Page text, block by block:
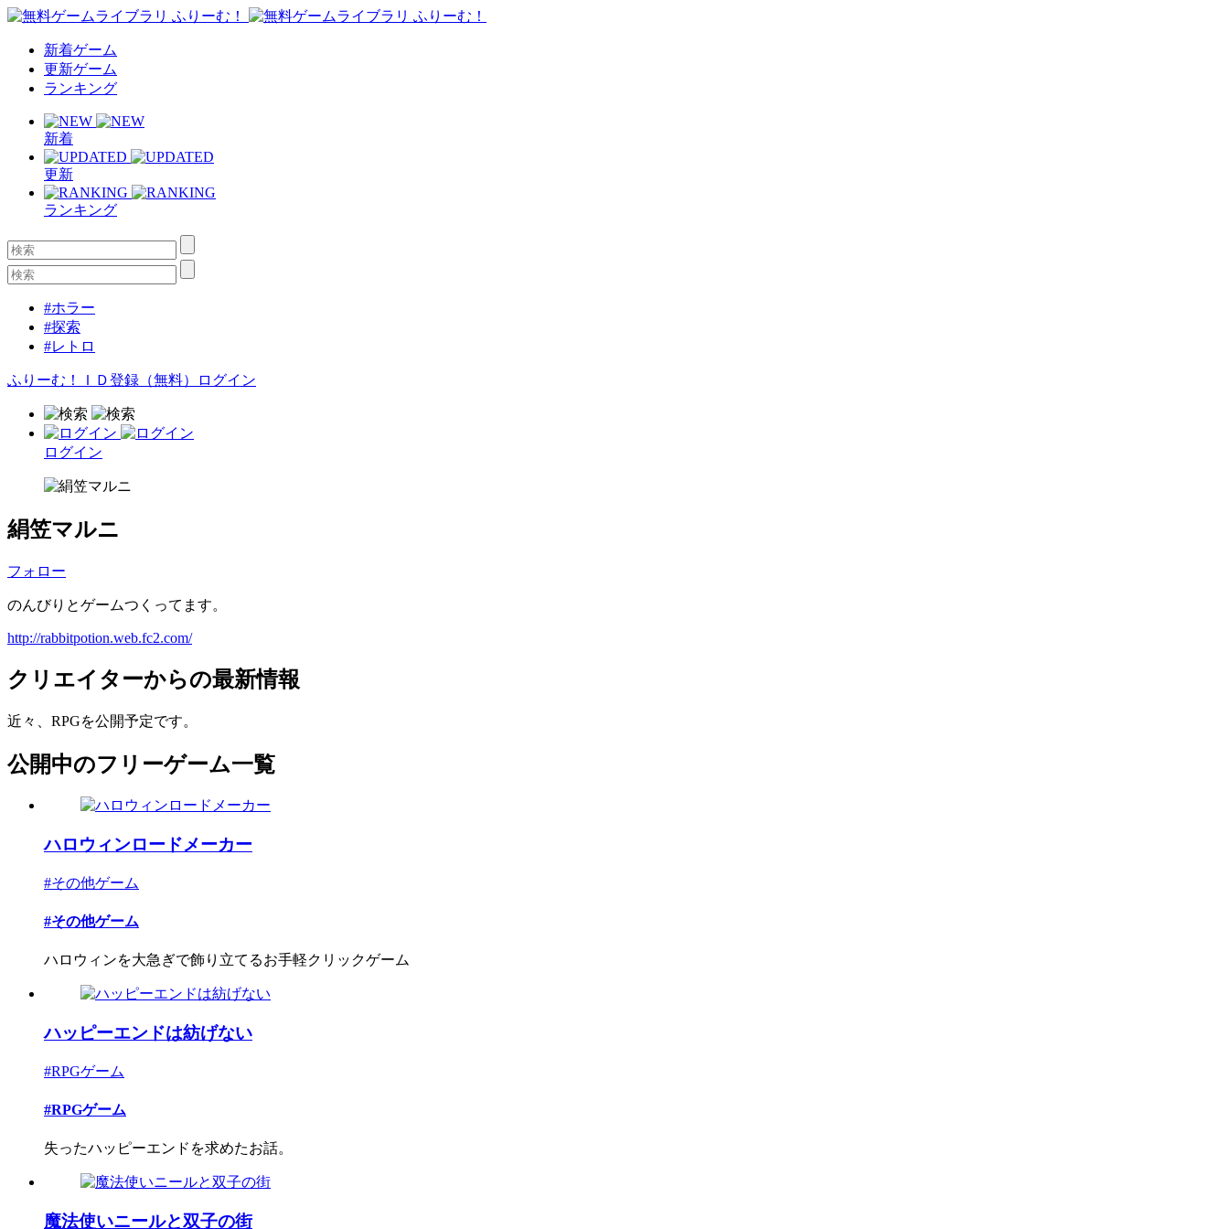
新着ゲーム
更新ゲーム
ランキング
新着
更新
ランキング
#ホラー
#探索
#レトロ
ふりーむ！ＩＤ登録（無料） ログイン
ログイン
絹笠マルニ
フォロー
のんびりとゲームつくってます。
http://rabbitpotion.web.fc2.com/
クリエイターからの最新情報
近々、RPGを公開予定です。
公開中のフリーゲーム一覧
ハロウィンロードメーカー
#その他ゲーム
#その他ゲーム
ハロウィンを大急ぎで飾り立てるお手軽クリックゲーム
ハッピーエンドは紡げない
#RPGゲーム
#RPGゲーム
失ったハッピーエンドを求めたお話。
魔法使いニールと双子の街